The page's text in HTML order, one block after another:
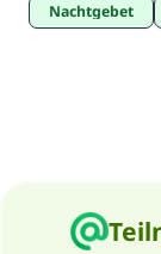
Nachtgebet